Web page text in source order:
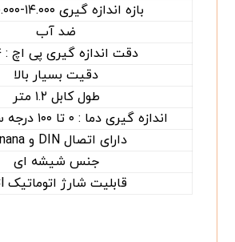
بازه اندازه گیری pH : ۰.۰۰۰-۱۴.۰۰۰
ضد آب
دقت اندازه گیری پی اچ : ۰.۰۰۴
دقیت بسیار بالا
طول کابل ۱.۲ متر
اندازه گیری دما : ۰ تا ۱۰۰ درجه سانتی گراد
دارای اتصال DIN و Banana
جنس شیشه ای
قابلیت شارژ اتوماتیک KCl